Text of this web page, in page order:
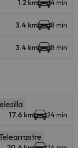
1.2 km 4 min
3.4 km 8 min
3.4 km 8 min
17.6 km 24 min